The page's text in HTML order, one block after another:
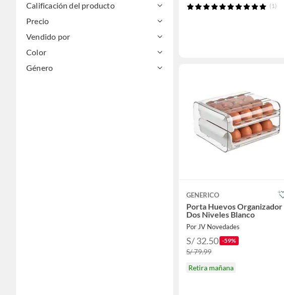
Herramientas y máquinas
Cocina y baño
Libros, papelería y celebraciones
Deportes y aire libre
Calificación del producto
Precio
Vendido por
Color
Género
(1)
GENERICO
Porta Huevos Organizador
Dos Niveles Blanco
Por JV Novedades
S/ 32.50 -59%
S/ 79.99
Retira mañana